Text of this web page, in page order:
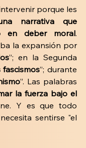
porque les
narrativa que
en deber moral.
la expansión por
”; en la Segunda
”; durante
”. Las palabras
la fuerza bajo el
Y es que todo
sentirse "el